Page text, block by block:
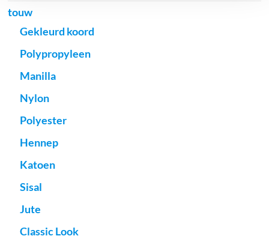
touw
Gekleurd koord
Polypropyleen
Manilla
Nylon
Polyester
Hennep
Katoen
Sisal
Jute
Classic Look